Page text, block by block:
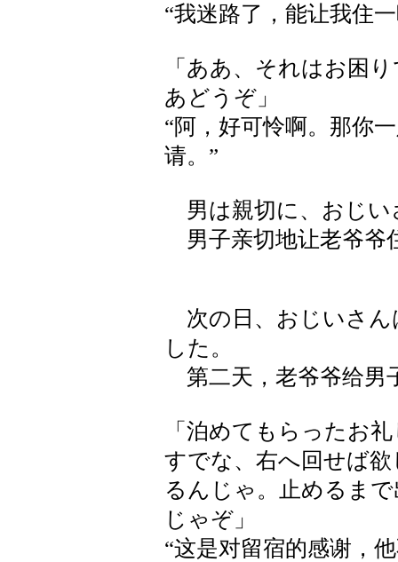
“我迷路了，能让我住
「ああ、それはお困
あどうぞ」
“阿，好可怜啊。那你
请。”
男は親切に、おじい
男子亲切地让老爷爷
次の日、おじいさん
した。
第二天，老爷爷给男
「泊めてもらったお
すでな、右へ回せば
るんじゃ。止めるま
じゃぞ」
“这是对留宿的感谢，